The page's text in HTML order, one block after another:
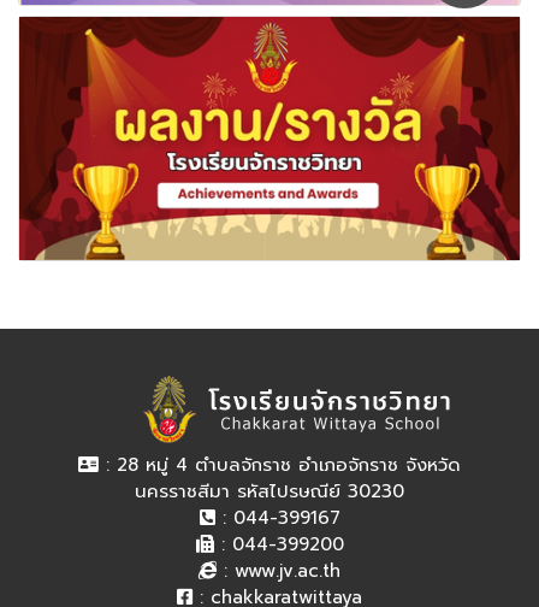
: 28 หมู่ 4 ตำบลจักราช อำเภอจักราช จังหวัด
นครราชสีมา รหัสไปรษณีย์ 30230
: 044-399167
: 044-399200
: www.jv.ac.th
: chakkaratwittaya